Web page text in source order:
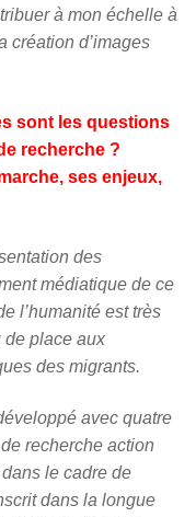
à mon échelle à
création d’images
sont les questions
recherche ?
ses enjeux,
des
médiatique de ce
l’humanité est très
de place aux
des migrants.
avec quatre
recherche action
le cadre de
dans la longue